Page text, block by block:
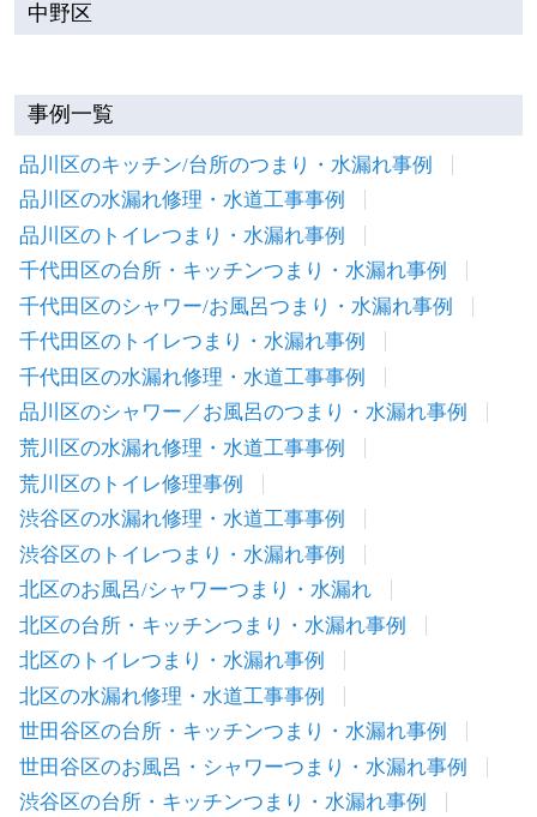
中野区
事例一覧
品川区のキッチン/台所のつまり・水漏れ事例
品川区の水漏れ修理・水道工事事例
品川区のトイレつまり・水漏れ事例
千代田区の台所・キッチンつまり・水漏れ事例
千代田区のシャワー/お風呂つまり・水漏れ事例
千代田区のトイレつまり・水漏れ事例
千代田区の水漏れ修理・水道工事事例
品川区のシャワー／お風呂のつまり・水漏れ事例
荒川区の水漏れ修理・水道工事事例
荒川区のトイレ修理事例
渋谷区の水漏れ修理・水道工事事例
渋谷区のトイレつまり・水漏れ事例
北区のお風呂/シャワーつまり・水漏れ
北区の台所・キッチンつまり・水漏れ事例
北区のトイレつまり・水漏れ事例
北区の水漏れ修理・水道工事事例
世田谷区の台所・キッチンつまり・水漏れ事例
世田谷区のお風呂・シャワーつまり・水漏れ事例
渋谷区の台所・キッチンつまり・水漏れ事例